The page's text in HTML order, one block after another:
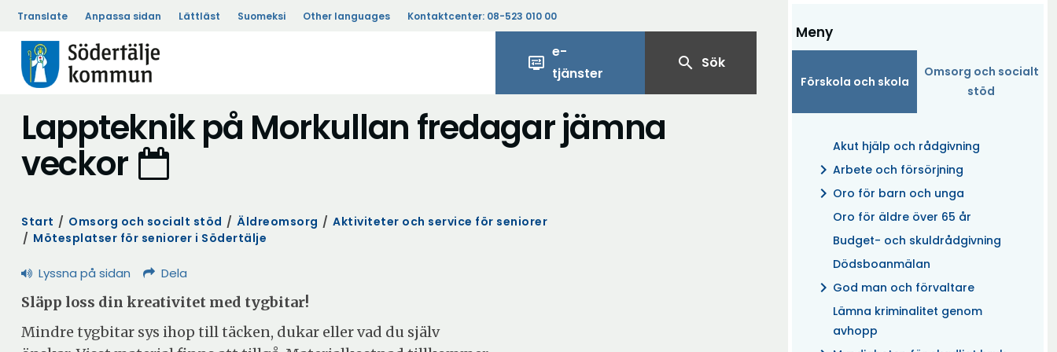
Translate Anpassa sidan Lättläst Suomeksi Other languages Kontaktcenter: 08-523 010 00
display_settings
e-
tjänster
search Sök
Meny
Förskola och skola
Omsorg och socialt
stöd
Akut hjälp och rådgivning
chevron_right Arbete och försörjning
chevron_right Oro för barn och unga
Oro för äldre över 65 år
Budget- och skuldrådgivning
Dödsboanmälan
chevron_right God man och förvaltare
Lämna kriminalitet genom
avhopp
Lappteknik på Morkullan fredagar jämna
veckor
Start / Omsorg och socialt stöd / Äldreomsorg / Aktiviteter och service för seniorer
/ Mötesplatser för seniorer i Södertälje
Lyssna på sidan Dela
Släpp loss din kreativitet med tygbitar!
Mindre tygbitar sys ihop till täcken, dukar eller vad du själv